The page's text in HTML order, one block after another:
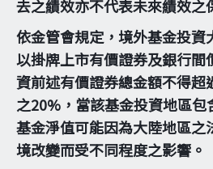
去之績效亦不代表未來績效之
依金管會規定，境外基金投資
以掛牌上市有價證券及銀行間
資前述有價證券總金額不得超
之20%，當該基金投資地區包
基金淨值可能因為大陸地區之
境改變而受不同程度之影響。